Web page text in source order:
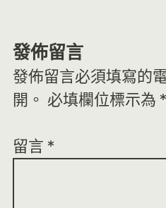
發佈留言
發佈留言必須填寫的
開。 必填欄位標示為 *
留言 *